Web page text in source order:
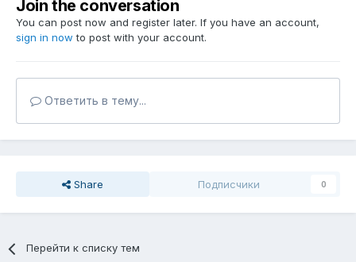
Join the conversation
You can post now and register later. If you have an account,
sign in now to post with your account.
Ответить в тему...
Share Подписчики 0
Перейти к списку тем